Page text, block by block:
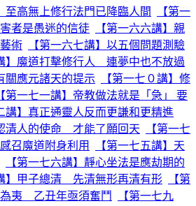
至高無上修行法門已降臨人間
【第一
者是愚迷的信徒
【第一六六講】親
術
【第一六七講】以五個問題測驗
】魔道打擊修行人 連夢中也不放過
關應元諸天的提示
【第一七０講】修
【第一七一講】帝教做法就是「急」 要
講】真正通靈人反而更謙和更精進
清人的使命 才能了願回天
【第一七
召魔道附身利用
【第一七五講】天
【第一七六講】靜心坐法是應劫期的
】甲子總清 先清無形再清有形
【第
夷 乙丑年亟須奮鬥
【第一七九